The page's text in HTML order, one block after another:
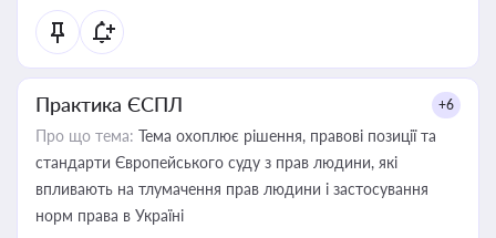
Практика ЄСПЛ +6
Про що тема: Тема охоплює рішення, правові позиції та
стандарти Європейського суду з прав людини, які
впливають на тлумачення прав людини і застосування
норм права в Україні